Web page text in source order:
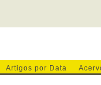
Artigos por Data